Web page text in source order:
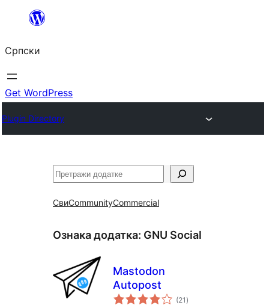
Скочи
садржај
Српски
Get WordPress
Plugin Directory
Претрага
СвиCommunityCommercial
Ознака додатка: GNU Social
Mastodon
Autopost
(21 укупних
оцена
)